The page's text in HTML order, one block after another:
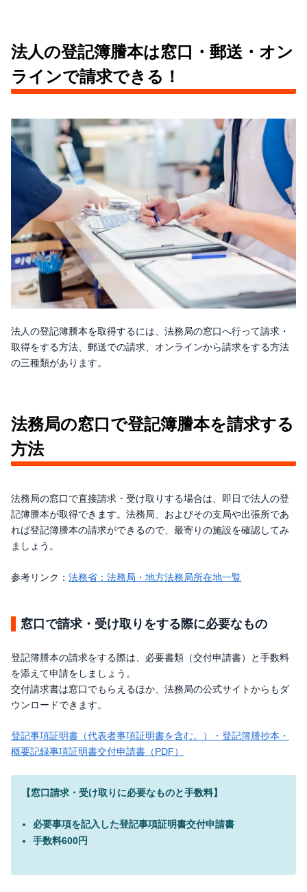
法人の登記簿謄本は窓口・郵送・オン
ラインで請求できる！
法人の登記簿謄本を取得するには、法務局の窓口へ行って請求・
取得をする方法、郵送での請求、オンラインから請求をする方法
の三種類があります。
法務局の窓口で登記簿謄本を請求する
方法
法務局の窓口で直接請求・受け取りする場合は、即日で法人の登
記簿謄本が取得できます。法務局、およびその支局や出張所であ
れば登記簿謄本の請求ができるので、最寄りの施設を確認してみ
ましょう。
参考リンク： 法務省：法務局・地方法務局所在地一覧
窓口で請求・受け取りをする際に必要なもの
登記簿謄本の請求をする際は、必要書類（交付申請書）と手数料
を添えて申請をしましょう。
交付請求書は窓口でもらえるほか、法務局の公式サイトからもダ
ウンロードできます。
登記事項証明書（代表者事項証明書を含む。）・登記簿謄抄本・
概要記録事項証明書交付申請書（PDF）
【窓口請求・受け取りに必要なものと手数料】
必要事項を記入した登記事項証明書交付申請書
手数料600円